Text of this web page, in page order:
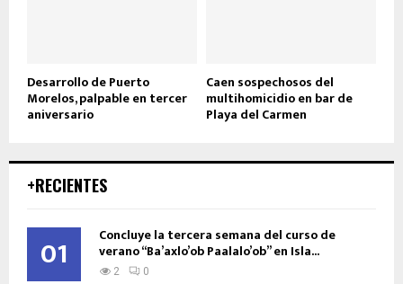
Desarrollo de Puerto
Morelos, palpable en tercer
aniversario
Caen sospechosos del
multihomicidio en bar de
Playa del Carmen
+RECIENTES
01 Concluye la tercera semana del curso de
verano “Ba’axlo’ob Paalalo’ob” en Isla...
2 0